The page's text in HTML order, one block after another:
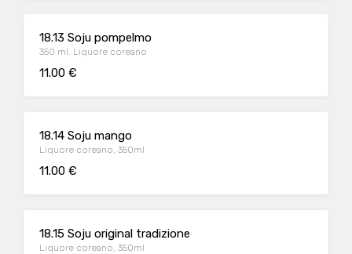
18.13 Soju pompelmo
350 ml. Liquore coreano
11.00 €
18.14 Soju mango
Liquore coreano, 350ml
11.00 €
18.15 Soju original tradizione
Liquore coreano, 350ml